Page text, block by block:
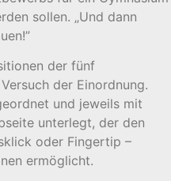
sollen. „Und dann
der fünf
der Einordnung.
und jeweils mit
unterlegt, der den
oder Fingertip –
ermöglicht.